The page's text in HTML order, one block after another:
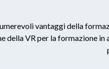
vantaggi della
della VR per la formazione